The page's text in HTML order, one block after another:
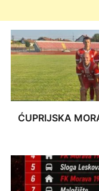
ĆUPRIJSKA